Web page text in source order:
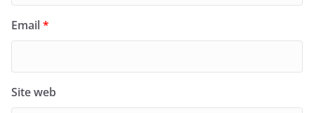
Email*
Site web